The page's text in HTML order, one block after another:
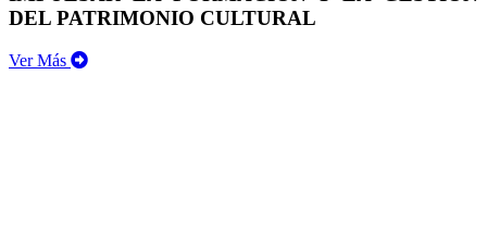
DEL PATRIMONIO CULTURAL
Ver Más